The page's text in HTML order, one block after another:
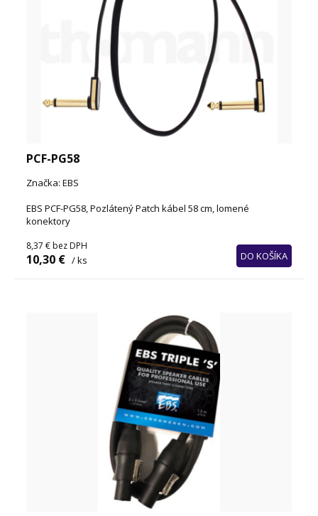
PCF-PG58
Značka: EBS
EBS PCF-PG58, Pozlátený Patch kábel 58 cm, lomené
konektory
8,37 € bez DPH
10,30 € / ks DO KOŠÍKA